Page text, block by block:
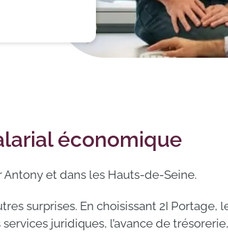
économique
et dans les Hauts-de-Seine.
surprises. En choisissant 2I Portage,
juridiques, l’avance de